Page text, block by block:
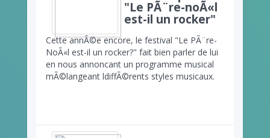
"Le PÃ¨re-noÃ«l
est-il un rocker"
Cette annÃ©e encore, le festival "Le PÃ¨re-
NoÃ«l est-il un rocker?" fait bien parler de lui
en nous annoncant un programme musical
mÃ©langeant ldiffÃ©rents styles musicaux.